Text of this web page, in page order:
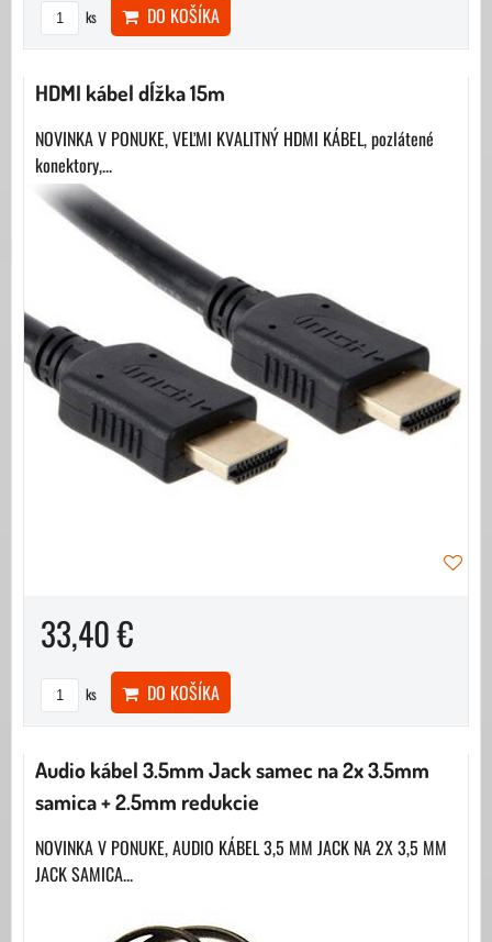
ks DO KOŠÍKA
HDMI kábel dĺžka 15m
NOVINKA V PONUKE, VEĽMI KVALITNÝ HDMI KÁBEL, pozlátené
konektory,...
33,40 €
ks DO KOŠÍKA
Audio kábel 3.5mm Jack samec na 2x 3.5mm
samica + 2.5mm redukcie
NOVINKA V PONUKE, AUDIO KÁBEL 3,5 MM JACK NA 2X 3,5 MM
JACK SAMICA...